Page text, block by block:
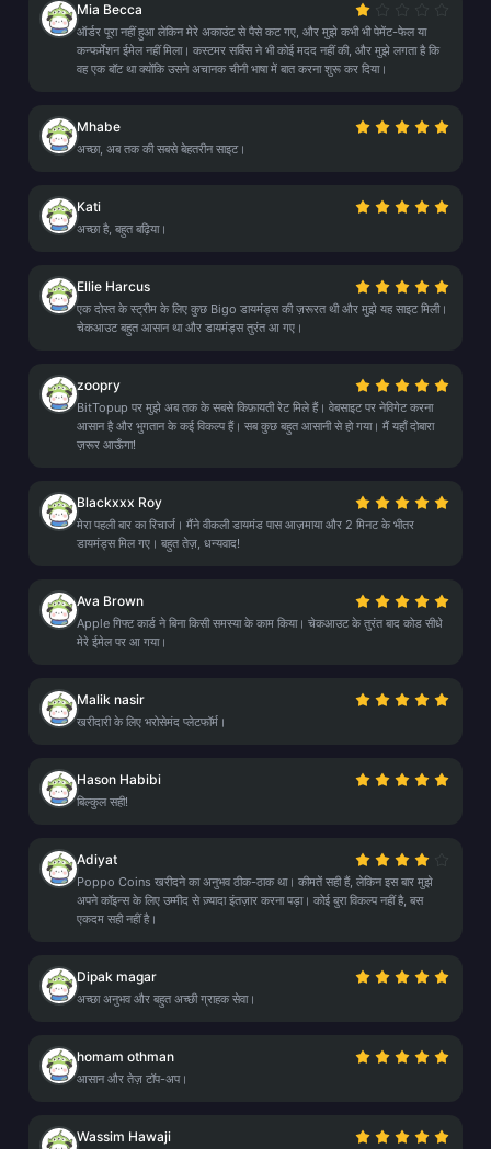
Mia Becca
ऑर्डर पूरा नहीं हुआ लेकिन मेरे अकाउंट से पैसे कट गए, और मुझे कभी भी पेमेंट-फेल या
कन्फर्मेशन ईमेल नहीं मिला। कस्टमर सर्विस ने भी कोई मदद नहीं की, और मुझे लगता है कि
वह एक बॉट था क्योंकि उसने अचानक चीनी भाषा में बात करना शुरू कर दिया।
Mhabe
अच्छा, अब तक की सबसे बेहतरीन साइट।
Kati
अच्छा है, बहुत बढ़िया।
Ellie Harcus
एक दोस्त के स्ट्रीम के लिए कुछ Bigo डायमंड्स की ज़रूरत थी और मुझे यह साइट मिली।
चेकआउट बहुत आसान था और डायमंड्स तुरंत आ गए।
zoopry
BitTopup पर मुझे अब तक के सबसे किफ़ायती रेट मिले हैं। वेबसाइट पर नेविगेट करना
आसान है और भुगतान के कई विकल्प हैं। सब कुछ बहुत आसानी से हो गया। मैं यहाँ दोबारा
ज़रूर आऊँगा!
Blackxxx Roy
मेरा पहली बार का रिचार्ज। मैंने वीकली डायमंड पास आज़माया और 2 मिनट के भीतर
डायमंड्स मिल गए। बहुत तेज़, धन्यवाद!
Ava Brown
Apple गिफ्ट कार्ड ने बिना किसी समस्या के काम किया। चेकआउट के तुरंत बाद कोड सीधे
मेरे ईमेल पर आ गया।
Malik nasir
खरीदारी के लिए भरोसेमंद प्लेटफॉर्म।
Hason Habibi
बिल्कुल सही!
Adiyat
Poppo Coins खरीदने का अनुभव ठीक-ठाक था। कीमतें सही हैं, लेकिन इस बार मुझे
अपने कॉइन्स के लिए उम्मीद से ज़्यादा इंतज़ार करना पड़ा। कोई बुरा विकल्प नहीं है, बस
एकदम सही नहीं है।
Dipak magar
अच्छा अनुभव और बहुत अच्छी ग्राहक सेवा।
homam othman
आसान और तेज़ टॉप-अप।
Wassim Hawaji